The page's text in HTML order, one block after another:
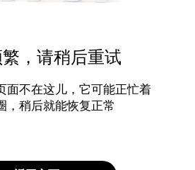
，请稍后重试
面不在这儿，它可能正忙着
，稍后就能恢复正常